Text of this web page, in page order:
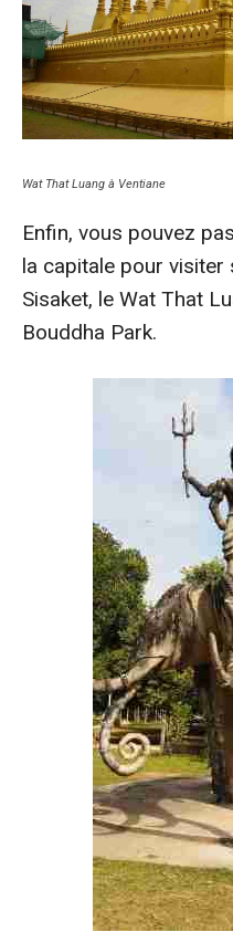
Wat That Luang à Ventiane
Enfin, vous pouvez
la capitale pour visiter
Sisaket, le Wat That
Bouddha Park.